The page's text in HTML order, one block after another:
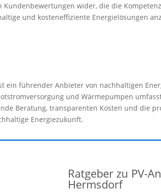
wider, die die
und kosteneffiziente Energielösungen
ein führender Anbieter von nachhaltigen
und Wärmepumpen
Beratung, transparenten Kosten und die
Energiezukunft.
Ratgeber zu PV-
Hermsdorf